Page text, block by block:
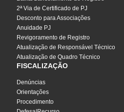
2ª Via de Certificado de PJ
Desconto para Associações
Anuidade PJ
Revigoramento de Registro
Atualização de Responsável Técnico
Atualização de Quadro Técnico
FISCALIZAÇÃO
Denúncias
Orientações
Procedimento